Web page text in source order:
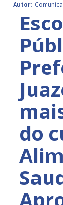
Autor:
do